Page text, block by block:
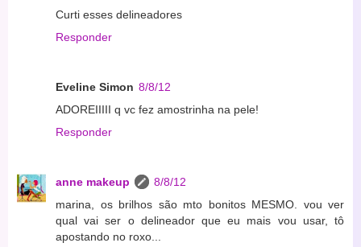
Curti esses delineadores
Responder
Eveline Simon 8/8/12
ADOREIIIII q vc fez amostrinha na pele!
Responder
anne makeup
8/8/12
marina, os brilhos são mto bonitos MESMO. vou ver
qual vai ser o delineador que eu mais vou usar, tô
apostando no roxo...